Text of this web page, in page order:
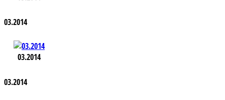
03.2014
03.2014
03.2014